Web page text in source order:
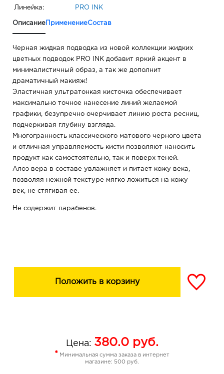
Линейка: PRO INK
Описание ПрименениеСостав
Черная жидкая подводка из новой коллекции жидких
цветных подводок PRO INK добавит яркий акцент в
минималистичный образ, а так же дополнит
драматичный макияж!
Эластичная ультратонкая кисточка обеспечивает
максимально точное нанесение линий желаемой
графики, безупречно очерчивает линию роста ресниц,
подчеркивая глубину взгляда.
Многогранность классического матового черного цвета
и отличная управляемость кисти позволяют наносить
продукт как самостоятельно, так и поверх теней.
Алоэ вера в составе увлажняет и питает кожу века,
позволяя нежной текстуре мягко ложиться на кожу
век, не стягивая ее.
Не содержит парабенов.
Положить в корзину
Цена: 380.0руб.
* Минимальная сумма заказа в интернет
магазине: 500 руб.